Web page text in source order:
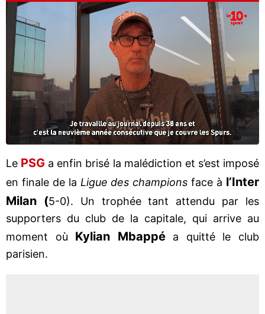
Le PSG a enfin brisé la malédiction et s’est imposé
en finale de la Ligue des champions face à l’Inter
Milan (5-0). Un trophée tant attendu par les
supporters du club de la capitale, qui arrive au
moment où Kylian Mbappéa quitté le club
parisien.